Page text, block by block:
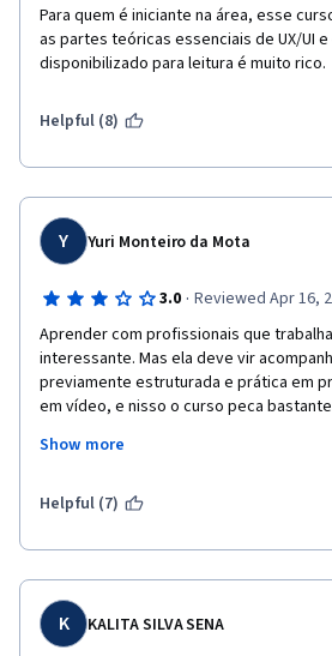
Para quem é iniciante na área, esse
as partes teóricas essenciais de UX/UI
disponibilizado para leitura é muito rico.
Helpful (8)
Y Yuri Monteiro da Mota
3.0 · Reviewed Apr 16,
Aprender com profissionais que
interessante. Mas ela deve vir
previamente estruturada e prática em
em vídeo, e nisso o curso peca
maioria não tem experiência nenhuma
apenas confusas por falta de dicção
técnicos, como takes repetidos, as
áudio mau captado. Isso tudo tira
aluno.
Show more
Helpful (7)
K KALITA SILVA SENA